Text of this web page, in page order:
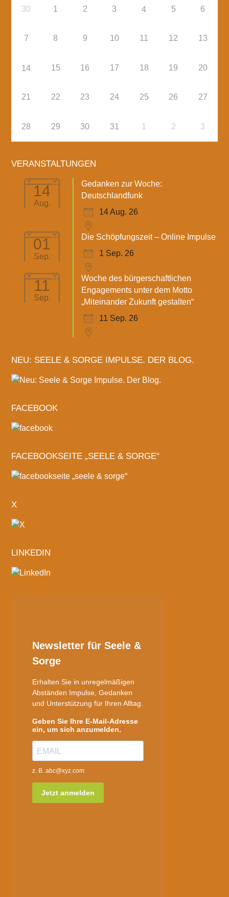
30 1 2 3 4 5 6
7 8 9 10 11 12 13
14 15 16 17 18 19 20
21 22 23 24 25 26 27
28 29 30 31 1 2 3
VERANSTALTUNGEN
14
Aug.
Gedanken zur Woche:
Deutschlandfunk
14 Aug. 26
01
Sep.
Die Schöpfungszeit – Online Impulse
1 Sep. 26
11
Sep.
Woche des bürgerschaftlichen
Engagements unter dem Motto
„Miteinander Zukunft gestalten“
11 Sep. 26
NEU: SEELE & SORGE IMPULSE. DER BLOG.
FACEBOOK
FACEBOOKSEITE „SEELE & SORGE“
X
LINKEDIN